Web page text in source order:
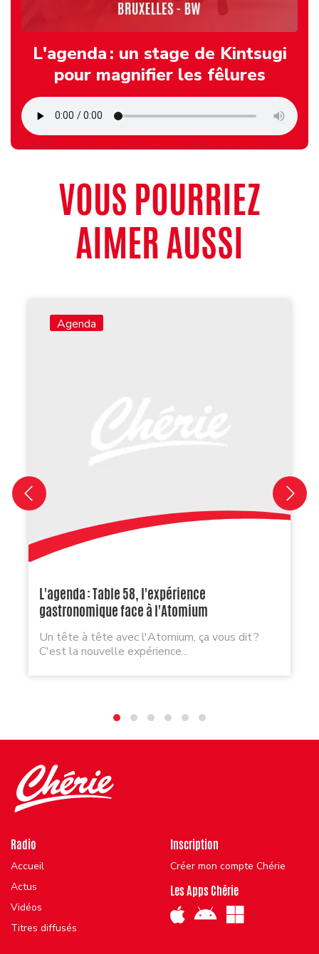
L'agenda : un stage de Kintsugi
pour magnifier les fêlures
VOUS POURRIEZ
AIMER AUSSI
Agenda
L'agenda : Table 58, l'expérience
gastronomique face à l'Atomium
Un tête à tête avec l'Atomium, ça vous dit ?
C'est la nouvelle expérience...
Radio
Accueil
Actus
Vidéos
Titres diffusés
Inscription
Créer mon compte Chérie
Les Apps Chérie